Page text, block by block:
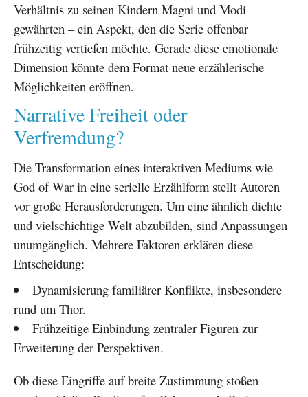
Verhältnis zu seinen Kindern Magni und Modi
gewährten – ein Aspekt, den die Serie offenbar
frühzeitig vertiefen möchte. Gerade diese emotionale
Dimension könnte dem Format neue erzählerische
Möglichkeiten eröffnen.
Narrative Freiheit oder
Verfremdung?
Die Transformation eines interaktiven Mediums wie
God of War in eine serielle Erzählform stellt Autoren
vor große Herausforderungen. Um eine ähnlich dichte
und vielschichtige Welt abzubilden, sind Anpassungen
unumgänglich. Mehrere Faktoren erklären diese
Entscheidung:
Dynamisierung familiärer Konflikte, insbesondere
rund um Thor.
Frühzeitige Einbindung zentraler Figuren zur
Erweiterung der Perspektiven.
Ob diese Eingriffe auf breite Zustimmung stoßen